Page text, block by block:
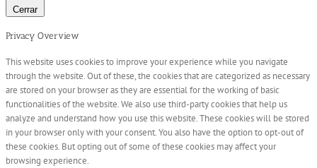
Cerrar
Privacy Overview
This website uses cookies to improve your experience while you navigate
through the website. Out of these, the cookies that are categorized as necessary
are stored on your browser as they are essential for the working of basic
functionalities of the website. We also use third-party cookies that help us
analyze and understand how you use this website. These cookies will be stored
in your browser only with your consent. You also have the option to opt-out of
these cookies. But opting out of some of these cookies may affect your
browsing experience.